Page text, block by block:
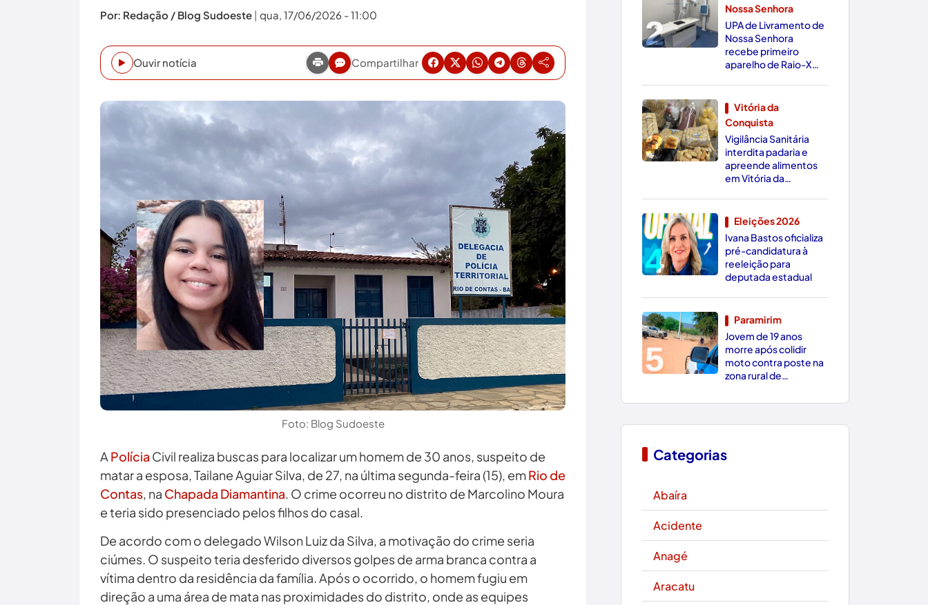
Por: Redação / Blog Sudoeste | qua, 17/06/2026 - 11:00
Ouvir notícia Compartilhar
Foto: Blog Sudoeste
A Polícia Civil realiza buscas para localizar um homem de 30 anos, suspeito de
matar a esposa, Tailane Aguiar Silva, de 27, na última segunda-feira (15), emRio de
Contas, na Chapada Diamantina. O crime ocorreu no distrito de Marcolino Moura
e teria sido presenciado pelos filhos do casal.
De acordo com o delegado Wilson Luiz da Silva, a motivação do crime seria
ciúmes. O suspeito teria desferido diversos golpes de arma branca contra a
vítima dentro da residência da família. Após o ocorrido, o homem fugiu em
direção a uma área de mata nas proximidades do distrito, onde as equipes
2
Nossa Senhora
UPA de Livramento de
Nossa Senhora
recebe primeiro
aparelho de Raio-X
3
Vitória da
Conquista
Vigilância Sanitária
interdita padaria e
apreende alimentos
em Vitória da
4
Eleições 2026
Ivana Bastos oficializa
pré-candidatura à
reeleição para
deputada estadual
5
Paramirim
Jovem de 19 anos
morre após colidir
moto contra poste na
zona rural de
Categorias
Abaíra
Acidente
Anagé
Aracatu